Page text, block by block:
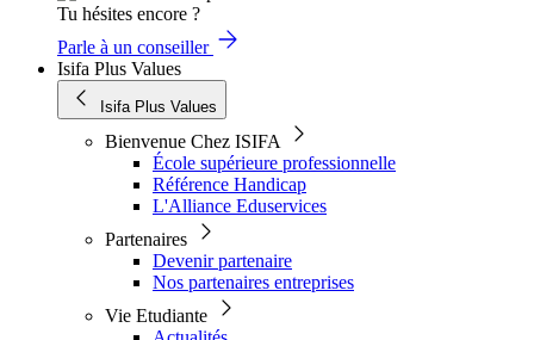
Tu hésites encore ?
Parle à un conseiller
Isifa Plus Values
Isifa Plus Values
Bienvenue Chez ISIFA
École supérieure professionnelle
Référence Handicap
L'Alliance Eduservices
Partenaires
Devenir partenaire
Nos partenaires entreprises
Vie Etudiante